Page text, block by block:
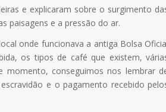
e explicaram sobre o surgimento
paisagens e a pressão do ar.
onde funcionava a antiga Bolsa
os tipos de café que existem,
momento, conseguimos nos lembrar
e o pagamento recebido